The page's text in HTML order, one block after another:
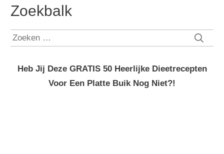
Zoekbalk
Zoeken
Heb Jij Deze GRATIS 50 Heerlijke Dieetrecepten
Voor Een Platte Buik Nog Niet?!